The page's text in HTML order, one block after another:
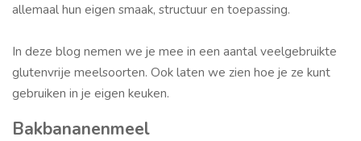
allemaal hun eigen smaak, structuur en toepassing.
In deze blog nemen we je mee in een aantal veelgebruikte
glutenvrije meelsoorten. Ook laten we zien hoe je ze kunt
gebruiken in je eigen keuken.
Bakbananenmeel